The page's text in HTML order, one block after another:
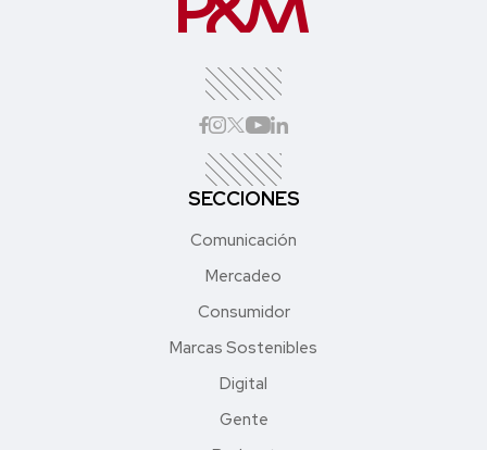
SECCIONES
Comunicación
Mercadeo
Consumidor
Marcas Sostenibles
Digital
Gente